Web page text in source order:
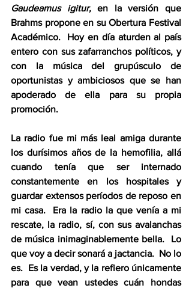
Gaudeamus igitur, en la versión que
Brahms propone en su Obertura Festival
Académico.  Hoy en día aturden al país
entero con sus zafarranchos políticos, y
con la música del grupúsculo de
oportunistas y ambiciosos que se han
apoderado de ella para su propia
promoción.
La radio fue mi más leal amiga durante
los durísimos años de la hemofilia, allá
cuando tenía que ser internado
constantemente en los hospitales y
guardar extensos períodos de reposo en
mi casa.  Era la radio la que venía a mi
rescate, la radio, sí, con sus avalanchas
de música inimaginablemente bella.  Lo
que voy a decir sonará a jactancia.  No lo
es.  Es la verdad, y la refiero únicamente
para que vean ustedes cuán hondas